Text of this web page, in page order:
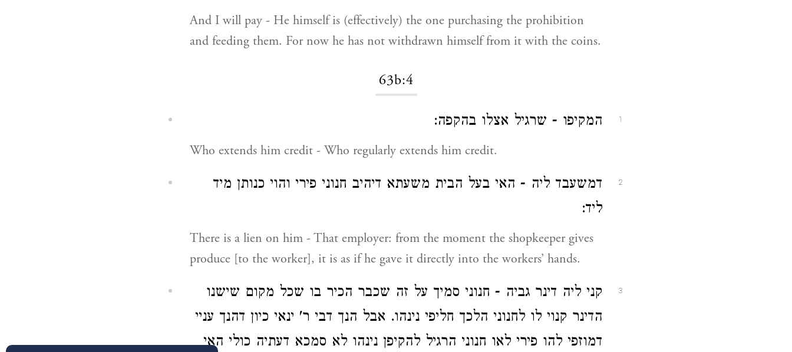
And I will pay - He himself is (effectively) the one purchasing the prohibition
and feeding them. For now he has not withdrawn himself from it with the coins.
63b:4
1 המקיפו - שרגיל אצלו בהקפה:
Who extends him credit - Who regularly extends him credit.
2
דמשעבד ליה - האי בעל הבית משעתא דיהיב חנוני פירי והוי כנותן מיד
ליד:
There is a lien on him - That employer: from the moment the shopkeeper gives
produce [to the worker], it is as if he gave it directly into the workers’ hands.
3
קני ליה דינר גביה - חנוני סמיך על זה שכבר הכיר בו שכל מקום שישנו
הדינר קנוי לו לחנוני הלכך חליפי נינהו. אבל הנך דבי ר' ינאי כיון דהנך עניי
דמוזפי להו פירי לאו חנוני הרגיל להקיפן נינהו לא סמכא דעתיה כולי האי